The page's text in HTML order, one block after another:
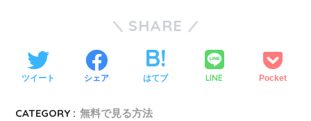
SHARE
ツイート シェア はてブ LINE Pocket
CATEGORY : 無料で見る方法